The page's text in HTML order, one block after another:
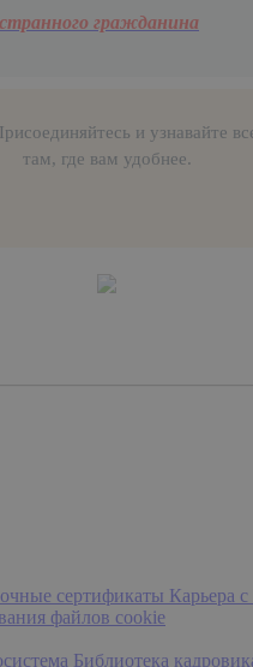
гражданина
и узнавайте
там, где вам удобнее.
сертификаты Карьера
файлов cookie
Библиотека